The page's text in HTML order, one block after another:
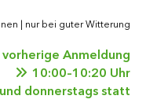
| nur bei guter Witterung
Anmeldung
10:00–10:20 Uhr
donnerstags statt